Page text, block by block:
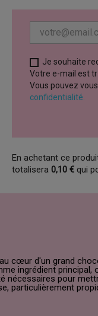
Je souhaite
Votre e-mail est
Vous pouvez
confidentialité.
En achetant ce
totalisera0,10 € qui
cœur d'un grand
ingrédient
pour
particulièrement